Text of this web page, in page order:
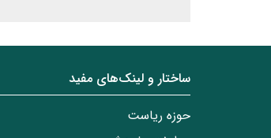
ساختار‌‌ و‌‌ لینک‌های مفید
حوزه ریاست